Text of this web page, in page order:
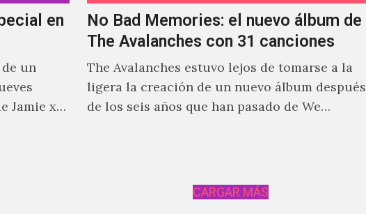
en
un
Jamie xx,
No Bad Memories: el nuevo álbum de
The Avalanches con 31 canciones
The Avalanches estuvo lejos de tomarse a la
ligera la creación de un nuevo álbum después
de los seis años que han pasado de We…
CARGAR MÁS